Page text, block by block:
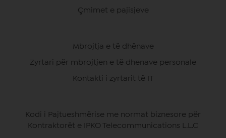
Çmimet e pajisjeve
Mbrojtja e të dhënave
Zyrtari për mbrojtjen e të dhenave personale
Kontakti i zyrtarit të IT
Kodi i Pajtueshmërise me normat biznesore për
Kontraktorët e IPKO Telecommunications L.L.C